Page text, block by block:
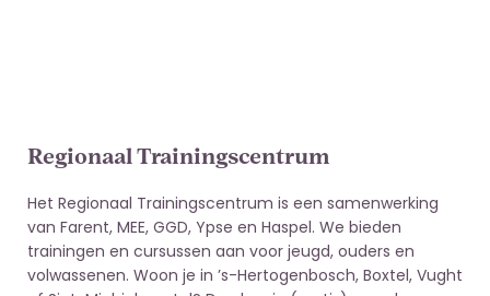
Regionaal Trainingscentrum
Het Regionaal Trainingscentrum is een samenwerking
van Farent, MEE, GGD, Ypse en Haspel. We bieden
trainingen en cursussen aan voor jeugd, ouders en
volwassenen. Woon je in ’s-Hertogenbosch, Boxtel, Vught